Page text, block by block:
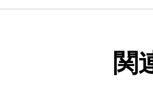
関